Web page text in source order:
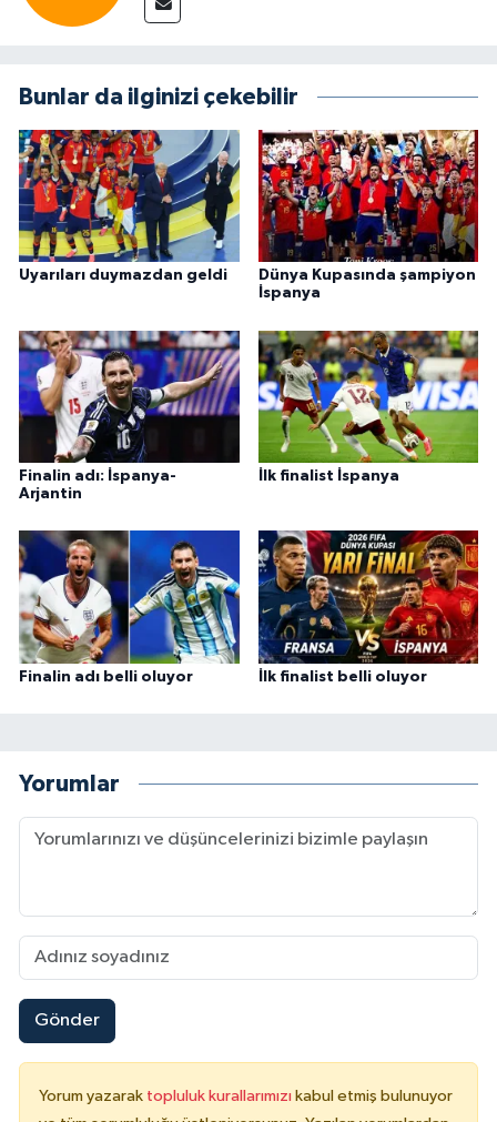
Bunlar da ilginizi çekebilir
Uyarıları duymazdan geldi
Dünya Kupasında şampiyon
İspanya
Finalin adı: İspanya-
Arjantin
İlk finalist İspanya
Finalin adı belli oluyor İlk finalist belli oluyor
Yorumlar
Gönder
Yorum yazarak topluluk kurallarımızı kabul etmiş bulunuyor